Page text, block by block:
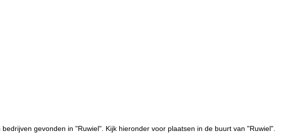
bedrijven gevonden in "Ruwiel". Kijk hieronder voor plaatsen in de buurt van "Ruwiel".